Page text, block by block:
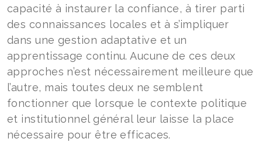
capacité à instaurer la confiance, à tirer parti
des connaissances locales et à s’impliquer
dans une gestion adaptative et un
apprentissage continu. Aucune de ces deux
approches n’est nécessairement meilleure que
l’autre, mais toutes deux ne semblent
fonctionner que lorsque le contexte politique
et institutionnel général leur laisse la place
nécessaire pour être efficaces.